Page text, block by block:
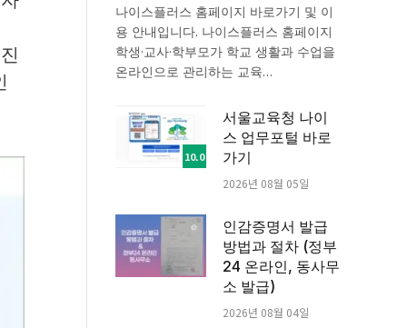
나이스플러스 홈페이지 바로가기 및 이
용 안내입니다. 나이스플러스 홈페이지
학생·교사·학부모가 학교 생활과 수업을
온라인으로 관리하는 교육…
10.0
서울교육청 나이
스 업무포털 바로
가기
2026년 08월 05일
인감증명서 발급
방법과 절차 (정부
24 온라인, 동사무
소 발급)
2026년 08월 04일